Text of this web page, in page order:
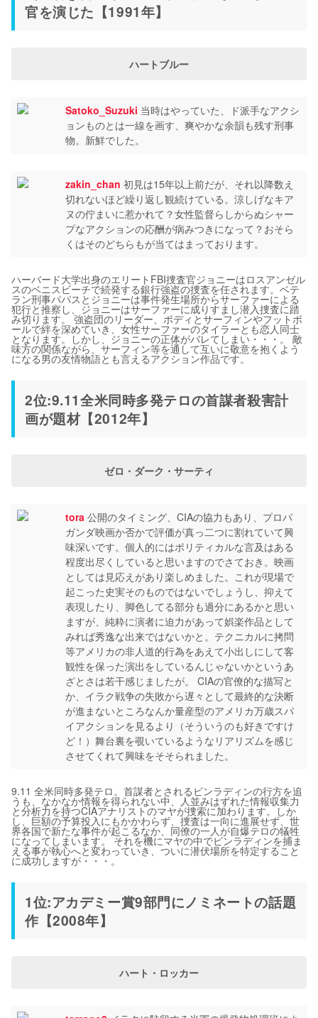
官を演じた【1991年】
ハートブルー
Satoko_Suzuki 当時はやっていた、ド派手なアクシ
ョンものとは一線を画す、爽やかな余韻も残す刑事
物。新鮮でした。
zakin_chan 初見は15年以上前だが、それ以降数え
切れないほど繰り返し観続けている。涼しげなキア
ヌの佇まいに惹かれて？女性監督らしからぬシャー
プなアクションの応酬が病みつきになって？おそら
くはそのどちらもが当てはまっております。
ハーバード大学出身のエリートFBI捜査官ジョニーはロスアンゼル
スのベニスビーチで続発する銀行強盗の捜査を任されます。ベテ
ラン刑事パパスとジョニーは事件発生場所からサーファーによる
犯行と推察し、ジョニーはサーファーに成りすまし潜入捜査に踏
み切ります。 強盗団のリーダー、ボディとサーフィンやフットボ
ールで絆を深めていき、女性サーファーのタイラーとも恋人同士
となります。しかし、ジョニーの正体がバレてしまい・・・。 敵
味方の関係ながら、サーフィン等を通して互いに敬意を抱くよう
になる男の友情物語とも言えるアクション作品です。
2位:9.11全米同時多発テロの首謀者殺害計
画が題材【2012年】
ゼロ・ダーク・サーティ
tora 公開のタイミング、CIAの協力もあり、プロパ
ガンダ映画か否かで評価が真っ二つに割れていて興
味深いです。個人的にはポリティカルな言及はある
程度出尽くしていると思いますのでさておき。映画
としては見応えがあり楽しめました。これが現場で
起こった史実そのものではないでしょうし、抑えて
表現したり、脚色してる部分も過分にあるかと思い
ますが、純粋に演者に迫力があって娯楽作品として
みれば秀逸な出来ではないかと。テクニカルに拷問
等アメリカの非人道的行為をあえて小出しにして客
観性を保った演出をしているんじゃないかというあ
ざとさは若干感じましたが。 CIAの官僚的な描写と
か、イラク戦争の失敗から遅々として最終的な決断
が進まないところなんか量産型のアメリカ万歳スパ
イアクションを見るより（そういうのも好きですけ
ど！）舞台裏を覗いているようなリアリズムを感じ
させてくれて興味をそそられました。
9.11 全米同時多発テロ。首謀者とされるビンラディンの行方を追
うも、なかなか情報を得られない中、人並みはずれた情報収集力
と分析力を持つCIAアナリストのマヤが捜索に加わります。しか
し、巨額の予算投入にもかかわらず、捜査は一向に進展せず、世
界各国で新たな事件が起こるなか、同僚の一人が自爆テロの犠牲
になってしまいます。 それを機にマヤの中でビンラディンを捕ま
える事が執心へと変わっていき、ついに潜伏場所を特定すること
に成功しますが・・・。
1位:アカデミー賞9部門にノミネートの話題
作【2008年】
ハート・ロッカー